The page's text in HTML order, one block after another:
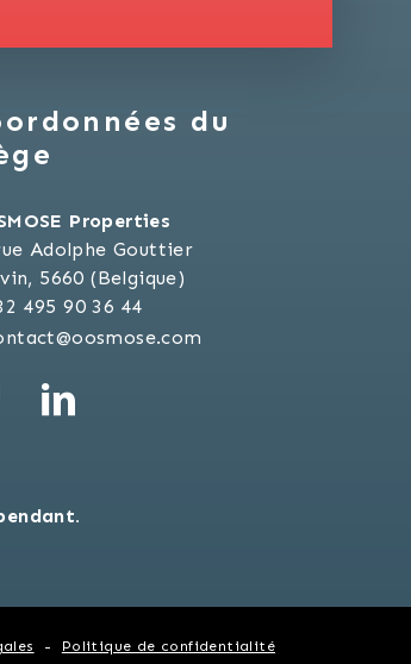
du
Properties
Adolphe Gouttier
5660 (Belgique)
495 90 36 44
Politique de confidentialité